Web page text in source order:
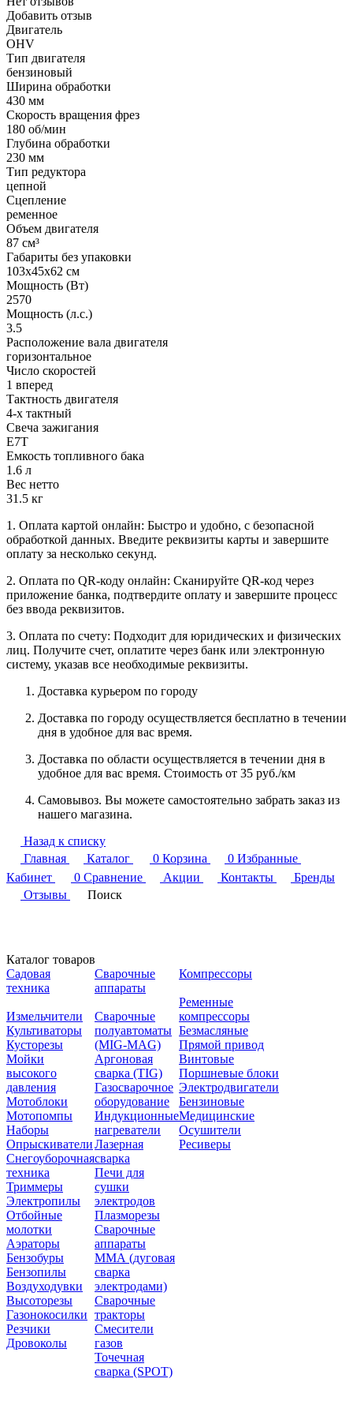
Добавить отзыв
Двигатель
OHV
Тип двигателя
бензиновый
Ширина обработки
430 мм
Скорость вращения фрез
180 об/мин
Глубина обработки
230 мм
Тип редуктора
цепной
Сцепление
ременное
Объем двигателя
87 см³
Габариты без упаковки
103х45х62 см
Мощность (Вт)
2570
Мощность (л.с.)
3.5
Расположение вала двигателя
горизонтальное
Число скоростей
1 вперед
Тактность двигателя
4-х тактный
Свеча зажигания
E7T
Емкость топливного бака
1.6 л
Вес нетто
31.5 кг
1. Оплата картой онлайн: Быстро и удобно, с безопасной
обработкой данных. Введите реквизиты карты и завершите
оплату за несколько секунд.
2. Оплата по QR-коду онлайн: Сканируйте QR-код через
приложение банка, подтвердите оплату и завершите процесс
без ввода реквизитов.
3. Оплата по счету: Подходит для юридических и физических
лиц. Получите счет, оплатите через банк или электронную
систему, указав все необходимые реквизиты.
Доставка курьером по городу
Доставка по городу осуществляется бесплатно в течении
дня в удобное для вас время.
Доставка по области осуществляется в течении дня в
удобное для вас время. Стоимость от 35 руб./км
Самовывоз. Вы можете самостоятельно забрать заказ из
нашего магазина.
Назад к списку
Главная
Каталог 0 Корзина 0 Избранные
Кабинет
0 Сравнение Акции Контакты
Бренды
Отзывы
Поиск
Каталог товаров
Садовая
техника
Измельчители
Культиваторы
Кусторезы
Мойки
высокого
давления
Мотоблоки
Мотопомпы
Наборы
Опрыскиватели
Снегоуборочная
техника
Триммеры
Электропилы
Отбойные
молотки
Аэраторы
Бензобуры
Бензопилы
Воздуходувки
Высоторезы
Газонокосилки
Резчики
Дровоколы
Сварочные
аппараты
Сварочные
полуавтоматы
(MIG-MAG)
Аргоновая
сварка (TIG)
Газосварочное
оборудование
Индукционные
нагреватели
Лазерная
сварка
Печи для
сушки
электродов
Плазморезы
Сварочные
аппараты
ММА (дуговая
сварка
электродами)
Сварочные
тракторы
Смесители
газов
Точечная
сварка (SPOT)
Компрессоры
Ременные
компрессоры
Безмасляные
Прямой привод
Винтовые
Поршневые блоки
Электродвигатели
Бензиновые
Медицинские
Осушители
Ресиверы